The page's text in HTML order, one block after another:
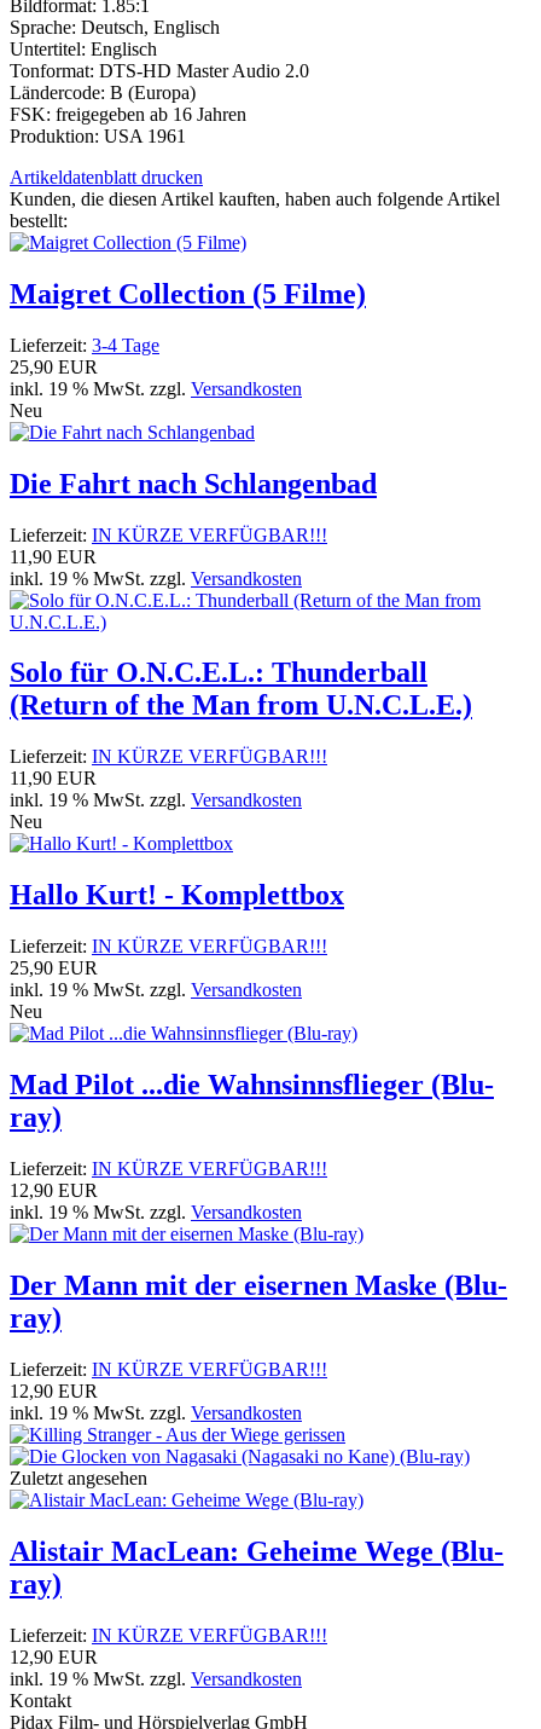
Bildformat: 1.85:1
Sprache: Deutsch, Englisch
Untertitel: Englisch
Tonformat: DTS-HD Master Audio 2.0
Ländercode: B (Europa)
FSK: freigegeben ab 16 Jahren
Produktion: USA 1961
Artikeldatenblatt drucken
Kunden, die diesen Artikel kauften, haben auch folgende Artikel
bestellt:
Maigret Collection (5 Filme)
Lieferzeit: 3-4 Tage
25,90 EUR
inkl. 19 % MwSt. zzgl. Versandkosten
Neu
Die Fahrt nach Schlangenbad
Lieferzeit: IN KÜRZE VERFÜGBAR!!!
11,90 EUR
inkl. 19 % MwSt. zzgl. Versandkosten
Solo für O.N.C.E.L.: Thunderball
(Return of the Man from U.N.C.L.E.)
Lieferzeit: IN KÜRZE VERFÜGBAR!!!
11,90 EUR
inkl. 19 % MwSt. zzgl. Versandkosten
Neu
Hallo Kurt! - Komplettbox
Lieferzeit: IN KÜRZE VERFÜGBAR!!!
25,90 EUR
inkl. 19 % MwSt. zzgl. Versandkosten
Neu
Mad Pilot ...die Wahnsinnsflieger (Blu-
ray)
Lieferzeit: IN KÜRZE VERFÜGBAR!!!
12,90 EUR
inkl. 19 % MwSt. zzgl. Versandkosten
Der Mann mit der eisernen Maske (Blu-
ray)
Lieferzeit: IN KÜRZE VERFÜGBAR!!!
12,90 EUR
inkl. 19 % MwSt. zzgl. Versandkosten
Zuletzt angesehen
Alistair MacLean: Geheime Wege (Blu-
ray)
Lieferzeit: IN KÜRZE VERFÜGBAR!!!
12,90 EUR
inkl. 19 % MwSt. zzgl. Versandkosten
Kontakt
Pidax Film- und Hörspielverlag GmbH